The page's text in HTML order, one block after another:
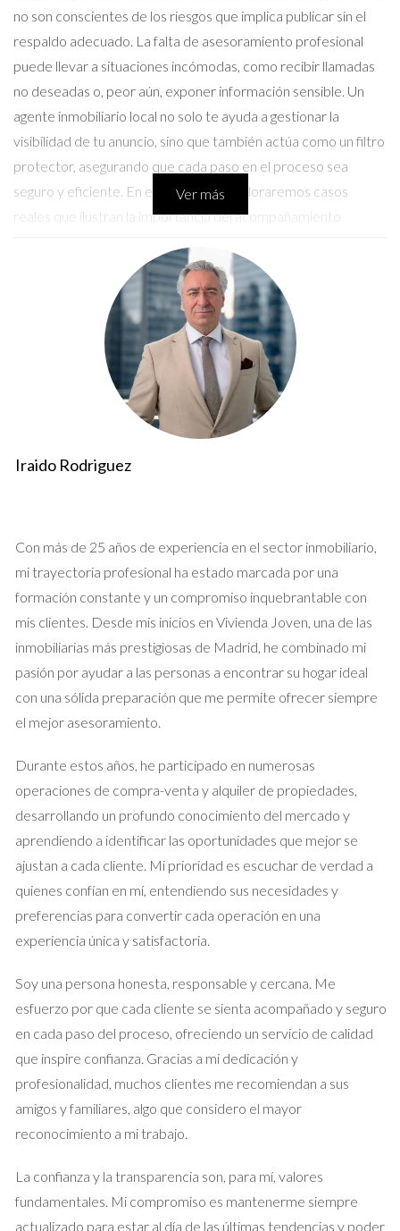
no son conscientes de los riesgos que implica publicar sin el
respaldo adecuado. La falta de asesoramiento profesional
puede llevar a situaciones incómodas, como recibir llamadas
no deseadas o, peor aún, exponer información sensible. Un
agente inmobiliario local no solo te ayuda a gestionar la
visibilidad de tu anuncio, sino que también actúa como un filtro
protector, asegurando que cada paso en el proceso sea
seguro y eficiente. En este artículo, exploraremos casos
reales que ilustran la importancia del acompañamiento
Conversemos por WhatsApp
Caso de Estudio 1: La Experiencia de
Laura decidió poner su apartamento en Idealista sin consultar
a un agente inmobiliario. Al principio, estaba emocionada por la
pronto se dio cuenta de que las llamadas que recibía eran
sentir incómoda y vulnerable. Después de una semana
lidiando con esta situación, decidió contactar a un agente
local. Este profesional no solo le ayudó a filtrar las consultas,
sino que también le proporcionó consejos sobre cómo
presentar su propiedad para atraer a compradores genuinos.
Gracias a su intervención, Laura pudo vender su apartamento
en menos tiempo del esperado y con una sensación renovada
de seguridad.
Caso de Estudio 2: El Dilema de Javier
Javier tenía la intención de alquilar su piso en una zona muy
demandada. Confiado en sus habilidades tecnológicas, publicó
el anuncio en Idealista sin ningún tipo de apoyo. Sin embargo,
pronto se encontró inundado de solicitudes y visitas
inesperadas. Esto comenzó a afectar su rutina diaria y lo llevó
a cuestionar si realmente estaba tomando la mejor decisión.
Al final, decidió buscar la ayuda de un agente inmobiliario que
le ofreció un enfoque más estratégico al proceso. Juntos
revisaron el anuncio y ajustaron el precio según las tendencias
del mercado local. En cuestión de días, Javier encontró
inquilinos ideales que cumplían con todos sus requisitos y se
sintió aliviado al haber delegado esa responsabilidad en
alguien con experiencia.
Caso de Estudio 3: La Decisión de
Marta
Marta había estado considerando vender su casa durante
años, pero siempre le preocupaba el proceso y lo complicado
Ver más
Iraido Rodriguez
Con más de 25 años de experiencia en el sector inmobiliario,
mi trayectoria profesional ha estado marcada por una
formación constante y un compromiso inquebrantable con
mis clientes. Desde mis inicios en Vivienda Joven, una de las
inmobiliarias más prestigiosas de Madrid, he combinado mi
pasión por ayudar a las personas a encontrar su hogar ideal
con una sólida preparación que me permite ofrecer siempre
el mejor asesoramiento.
Durante estos años, he participado en numerosas
operaciones de compra-venta y alquiler de propiedades,
desarrollando un profundo conocimiento del mercado y
aprendiendo a identificar las oportunidades que mejor se
ajustan a cada cliente. Mi prioridad es escuchar de verdad a
quienes confían en mí, entendiendo sus necesidades y
preferencias para convertir cada operación en una
experiencia única y satisfactoria.
Soy una persona honesta, responsable y cercana. Me
esfuerzo por que cada cliente se sienta acompañado y seguro
en cada paso del proceso, ofreciendo un servicio de calidad
que inspire confianza. Gracias a mi dedicación y
profesionalidad, muchos clientes me recomiendan a sus
amigos y familiares, algo que considero el mayor
reconocimiento a mi trabajo.
La confianza y la transparencia son, para mí, valores
fundamentales. Mi compromiso es mantenerme siempre
actualizado para estar al día de las últimas tendencias y poder